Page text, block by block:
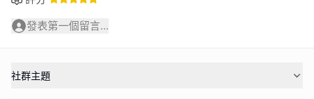
發表第一個留言...
社群主題